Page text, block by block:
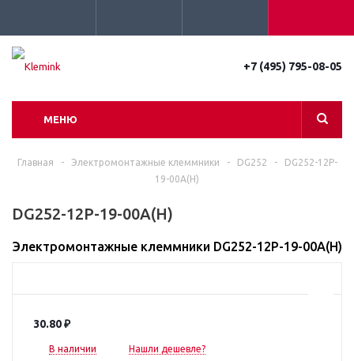
+7 (495) 795-08-05
МЕНЮ
Главная - Электромонтажные клеммники - DG252 -
DG252-12P-
19-00A(H)
DG252-12P-19-00A(H)
Электромонтажные клеммники DG252-12P-19-00A(H)
30.80₽
В наличии Нашли дешевле?